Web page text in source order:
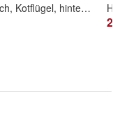
Schutzblech, Kotflügel, hintere, WH, civil, passt für BMW R12, Ersatzteil